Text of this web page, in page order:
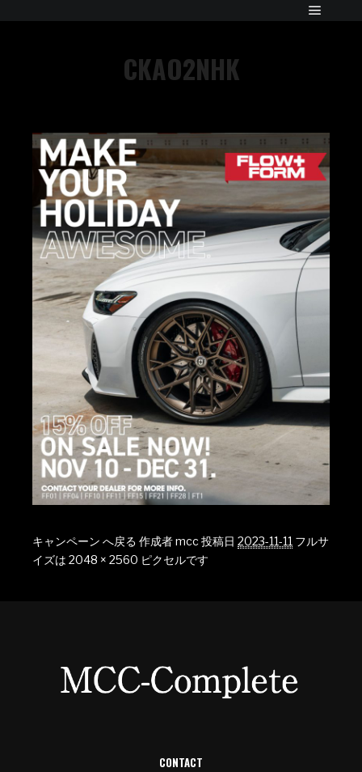
CKAO2NHK
キャンペーン へ戻る 作成者mcc投稿日 2023-11-11 フルサ
イズは 2048 × 2560 ピクセルです
CONTACT